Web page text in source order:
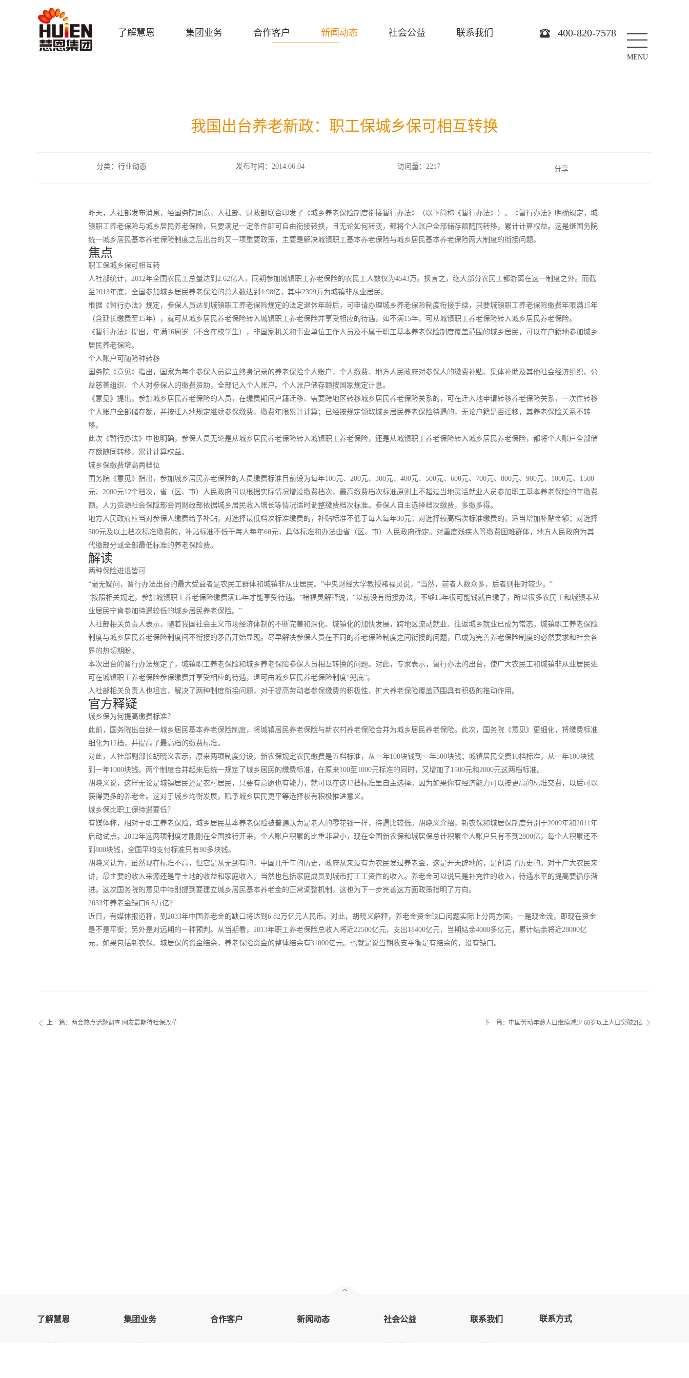
了解慧恩 集团业务 合作客户 新闻动态 社会公益 联系我们 400-820-7578
MENU
我国出台养老新政：职工保城乡保可相互转换
分类：行业动态 发布时间：2014.06.04 访问量：2217 分享
昨天，人社部发布消息，经国务院同意，人社部、财政部联合印发了《城乡养老保险制度衔接暂行办法》（以下简称《暂行办法》）。《暂行办法》明确规定，城
镇职工养老保险与城乡居民养老保险，只要满足一定条件即可自由衔接转换，且无论如何转变，都将个人账户全部储存额随同转移，累计计算权益。这是继国务院
统一城乡居民基本养老保险制度之后出台的又一项重要政策，主要是解决城镇职工基本养老保险与城乡居民基本养老保险两大制度的衔接问题。
焦点
职工保城乡保可相互转
人社部统计，2012年全国农民工总量达到2.62亿人，同期参加城镇职工养老保险的农民工人数仅为4543万。换言之，绝大部分农民工都游离在这一制度之外。而截
至2013年底，全国参加城乡居民养老保险的总人数达到4.98亿，其中2399万为城镇非从业居民。
根据《暂行办法》规定，参保人员达到城镇职工养老保险规定的法定退休年龄后，可申请办理城乡养老保险制度衔接手续，只要城镇职工养老保险缴费年限满15年
（含延长缴费至15年），就可从城乡居民养老保险转入城镇职工养老保险并享受相应的待遇，如不满15年，可从城镇职工养老保险转入城乡居民养老保险。
《暂行办法》提出，年满16周岁（不含在校学生），非国家机关和事业单位工作人员及不属于职工基本养老保险制度覆盖范围的城乡居民，可以在户籍地参加城乡
居民养老保险。
个人账户可随险种转移
国务院《意见》指出，国家为每个参保人员建立终身记录的养老保险个人账户，个人缴费、地方人民政府对参保人的缴费补贴、集体补助及其他社会经济组织、公
益慈善组织、个人对参保人的缴费资助，全部记入个人账户。个人账户储存额按国家规定计息。
《意见》提出，参加城乡居民养老保险的人员，在缴费期间户籍迁移、需要跨地区转移城乡居民养老保险关系的，可在迁入地申请转移养老保险关系，一次性转移
个人账户全部储存额，并按迁入地规定继续参保缴费，缴费年限累计计算；已经按规定领取城乡居民养老保险待遇的，无论户籍是否迁移，其养老保险关系不转
移。
此次《暂行办法》中也明确，参保人员无论是从城乡居民养老保险转入城镇职工养老保险，还是从城镇职工养老保险转入城乡居民养老保险，都将个人账户全部储
存额随同转移，累计计算权益。
城乡保缴费增高两档位
国务院《意见》指出，参加城乡居民养老保险的人员缴费标准目前设为每年100元、200元、300元、400元、500元、600元、700元、800元、900元、1000元、1500
元、2000元12个档次，省（区、市）人民政府可以根据实际情况增设缴费档次，最高缴费档次标准原则上不超过当地灵活就业人员参加职工基本养老保险的年缴费
额。人力资源社会保障部会同财政部依据城乡居民收入增长等情况适时调整缴费档次标准。参保人自主选择档次缴费，多缴多得。
地方人民政府应当对参保人缴费给予补贴，对选择最低档次标准缴费的，补贴标准不低于每人每年30元；对选择较高档次标准缴费的，适当增加补贴金额；对选择
500元及以上档次标准缴费的，补贴标准不低于每人每年60元，具体标准和办法由省（区、市）人民政府确定。对重度残疾人等缴费困难群体，地方人民政府为其
代缴部分或全部最低标准的养老保险费。
解读
两种保险进退皆可
“毫无疑问，暂行办法出台的最大受益者是农民工群体和城镇非从业居民。”中央财经大学教授褚福灵说，“当然，前者人数众多，后者则相对较少。”
“按照相关规定，参加城镇职工养老保险缴费满15年才能享受待遇。”褚福灵解释说，“以前没有衔接办法，不够15年很可能钱就白缴了，所以很多农民工和城镇非从
业居民宁肯参加待遇较低的城乡居民养老保险。”
人社部相关负责人表示，随着我国社会主义市场经济体制的不断完善和深化、城镇化的加快发展，跨地区流动就业、往返城乡就业已成为常态。城镇职工养老保险
制度与城乡居民养老保险制度间不衔接的矛盾开始显现。尽早解决参保人员在不同的养老保险制度之间衔接的问题，已成为完善养老保险制度的必然要求和社会各
界的热切期盼。
本次出台的暂行办法规定了，城镇职工养老保险和城乡养老保险参保人员相互转换的问题。对此，专家表示，暂行办法的出台，使广大农民工和城镇非从业居民进
可在城镇职工养老保险参保缴费并享受相应的待遇，退可由城乡居民养老保险制度“兜底”。
人社部相关负责人也坦言，解决了两种制度衔接问题，对于提高劳动者参保缴费的积极性，扩大养老保险覆盖范围具有积极的推动作用。
官方释疑
城乡保为何提高缴费标准？
此前，国务院出台统一城乡居民基本养老保险制度，将城镇居民养老保险与新农村养老保险合并为城乡居民养老保险。此次，国务院《意见》更细化，将缴费标准
细化为12档，并提高了最高档的缴费标准。
对此，人社部副部长胡晓义表示，原来两项制度分设，新农保规定农民缴费是五档标准，从一年100块钱到一年500块钱；城镇居民交费10档标准，从一年100块钱
到一年1000块钱。两个制度合并起来后统一规定了城乡居民的缴费标准，在原来100至1000元标准的同时，又增加了1500元和2000元这两档标准。
胡晓义说，这样无论是城镇居民还是农村居民，只要有意愿也有能力，就可以在这12档标准里自主选择。因为如果你有经济能力可以按更高的标准交费，以后可以
获得更多的养老金。这对于城乡均衡发展，赋予城乡居民更平等选择权有积极推进意义。
城乡保比职工保待遇要低？
有媒体称，相对于职工养老保险，城乡居民基本养老保险被普遍认为是老人的零花钱一样，待遇比较低。胡晓义介绍，新农保和城居保制度分别于2009年和2011年
启动试点，2012年这两项制度才刚刚在全国推行开来，个人账户积累的比重非常小，现在全国新农保和城居保总计积累个人账户只有不到2800亿，每个人积累还不
到800块钱，全国平均支付标准只有80多块钱。
胡晓义认为，虽然现在标准不高，但它是从无到有的，中国几千年的历史，政府从来没有为农民发过养老金，这是开天辟地的，是创造了历史的。对于广大农民来
讲，最主要的收入来源还是靠土地的收益和家庭收入，当然也包括家庭成员到城市打工工资性的收入。养老金可以说只是补充性的收入，待遇水平的提高要循序渐
进。这次国务院的意见中特别提到要建立城乡居民基本养老金的正常调整机制，这也为下一步完善这方面政策指明了方向。
2033年养老金缺口6.8万亿？
近日，有媒体报道称，到2033年中国养老金的缺口将达到6.82万亿元人民币。对此，胡晓义解释，养老金资金缺口问题实际上分两方面，一是现金流，即现在资金
是不是平衡；另外是对远期的一种预判。从当期看，2013年职工养老保险总收入将近22500亿元，支出18400亿元，当期结余4000多亿元，累计结余将近28000亿
元。如果包括新农保、城居保的资金结余，养老保险资金的整体结余有31000亿元。也就是说当期收支平衡是有结余的，没有缺口。
上一篇： 两会热点话题调查 网友最期待社保改革 下一篇： 中国劳动年龄人口继续减少 60岁以上人口突破2亿
了解慧恩 集团业务 合作客户 新闻动态 社会公益 联系我们 联系方式